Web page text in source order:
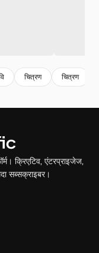
चित्रण चित्रण
क्रिएटिव, एंटरप्राइजेज,
सब्सक्राइबर।